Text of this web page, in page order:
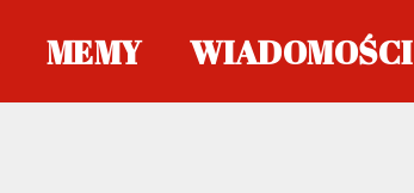
MEMY WIADOMOŚCI